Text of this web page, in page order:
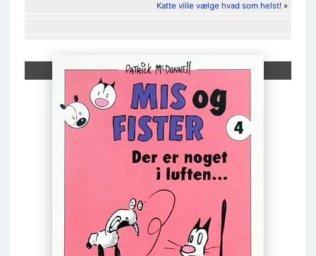
Katte ville vælge hvad som helst! »